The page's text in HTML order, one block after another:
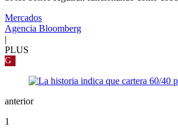
Mercados
Agencia Bloomberg
|
PLUS
G
anterior
1